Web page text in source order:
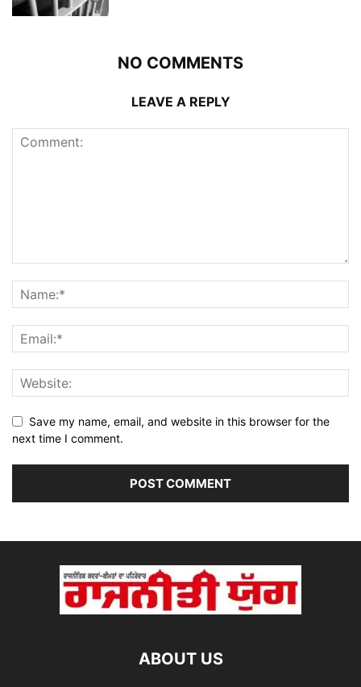
NO COMMENTS
LEAVE A REPLY
Save my name, email, and website in this browser for the
next time I comment.
ABOUT US